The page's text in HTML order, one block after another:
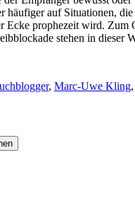
auf Situationen,
Ecke prophezeit wird.
stehen in dieser
, Marc-Uwe Kling,